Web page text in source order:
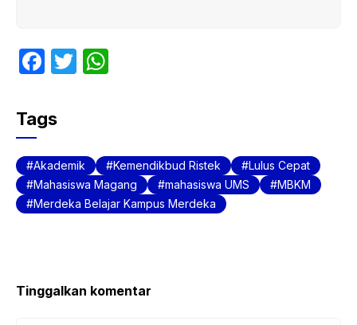
F
c
e
b
o
o
T
A
p
p
Tags
Akademik Kemendikbud Ristek
Lulus Cepat
Mahasiswa Magang
mahasiswa UMS
MBKM
Merdeka Belajar Kampus Merdeka
Tinggalkan komentar